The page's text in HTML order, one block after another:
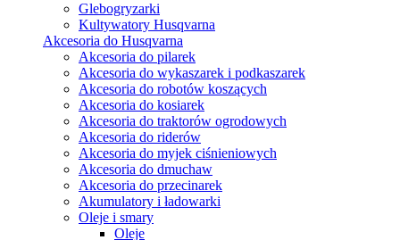
Glebogryzarki
Kultywatory Husqvarna
Akcesoria do Husqvarna
Akcesoria do pilarek
Akcesoria do wykaszarek i podkaszarek
Akcesoria do robotów koszących
Akcesoria do kosiarek
Akcesoria do traktorów ogrodowych
Akcesoria do riderów
Akcesoria do myjek ciśnieniowych
Akcesoria do dmuchaw
Akcesoria do przecinarek
Akumulatory i ładowarki
Oleje i smary
Oleje